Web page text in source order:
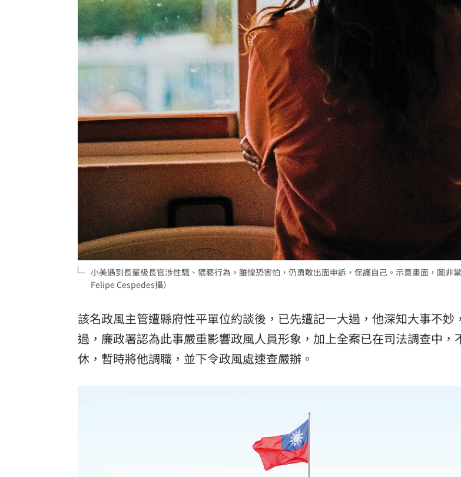
小美遇到長輩級長官涉性騷、猥褻行為，雖惶恐害怕，仍勇敢出面申訴，保護自己。示意畫面，圖非
Felipe Cespedes攝）
該名政風主管遭縣府性平單位約談後，已先遭記一大過，他深知大事不妙
過，廉政署認為此事嚴重影響政風人員形象，加上全案已在司法調查中，
休，暫時將他調職，並下令政風處速查嚴辦。